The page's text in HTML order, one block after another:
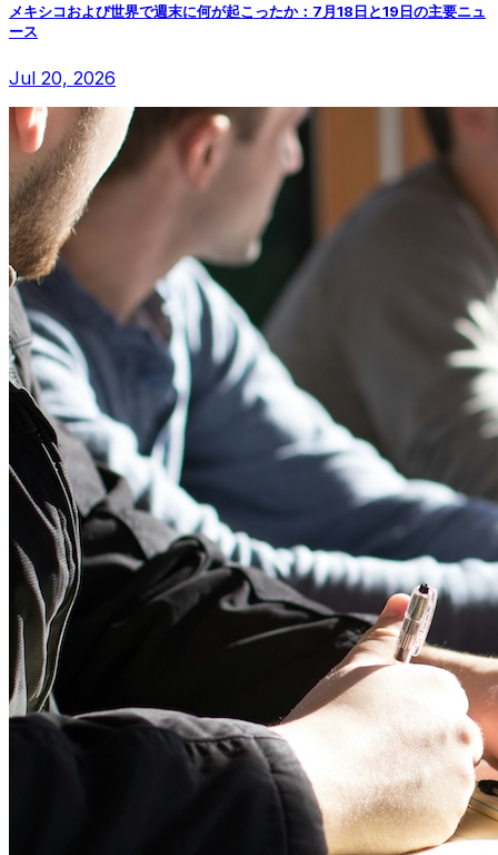
メキシコおよび世界で週末に何が起こったか：7月18日と19日の主要ニュ
ース
Jul 20, 2026